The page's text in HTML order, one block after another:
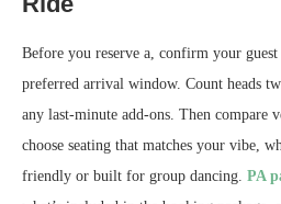
Before you reserve a, confirm your
preferred arrival window. Count heads
any last-minute add-ons. Then
choose seating that matches your vibe,
friendly or built for group dancing. PA